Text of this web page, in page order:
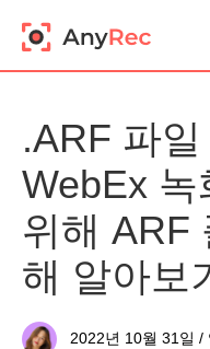
.ARF 파
WebEx 녹
위해 ARF
해 알아보
2022년 10월 31일 /